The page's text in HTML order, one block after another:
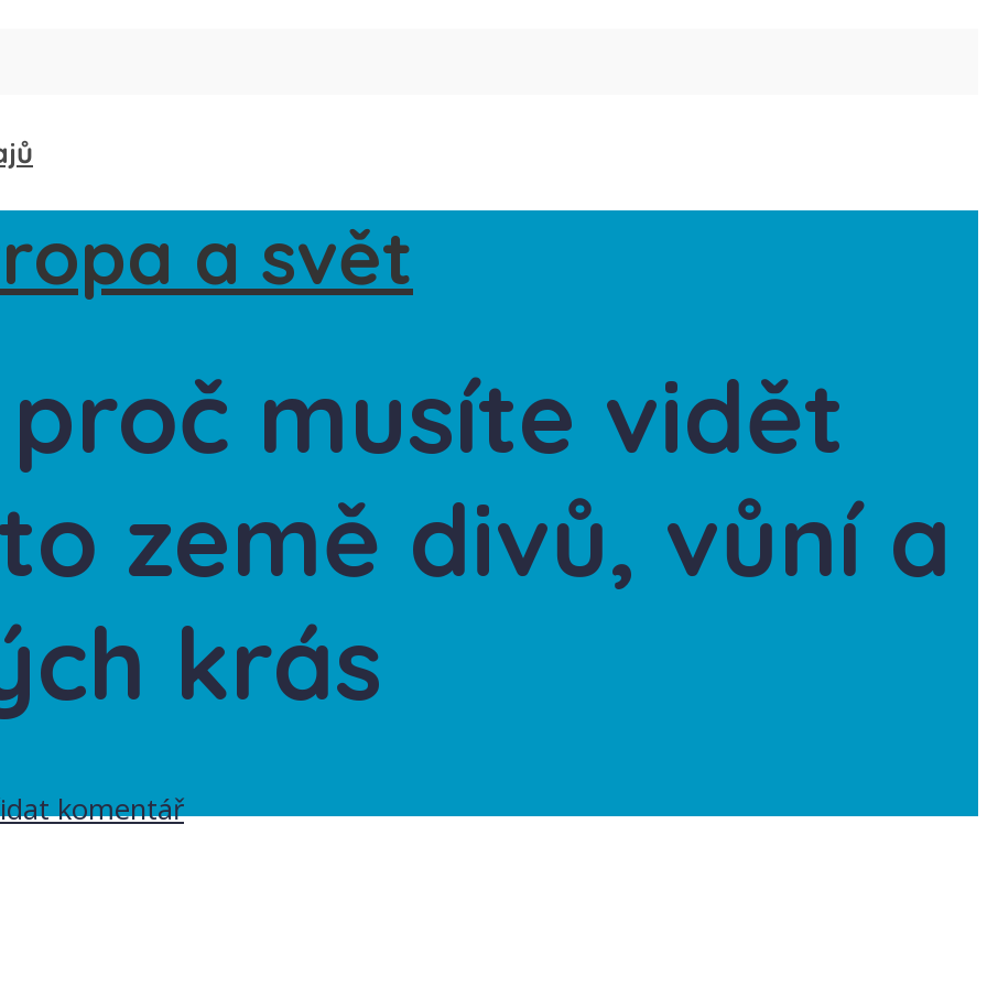
musíte vidět
země divů, vůní a
krás
komentář